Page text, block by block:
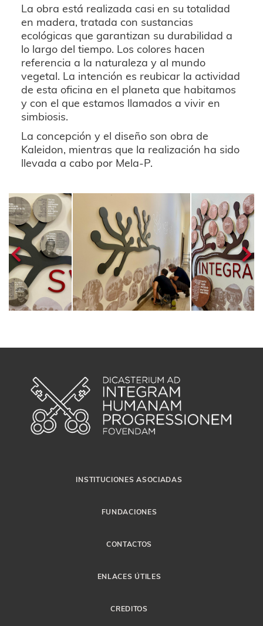
La obra está realizada casi en su totalidad
en madera, tratada con sustancias
ecológicas que garantizan su durabilidad a
lo largo del tiempo. Los colores hacen
referencia a la naturaleza y al mundo
vegetal. La intención es reubicar la actividad
de esta oficina en el planeta que habitamos
y con el que estamos llamados a vivir en
simbiosis.
La concepción y el diseño son obra de
Kaleidon, mientras que la realización ha sido
llevada a cabo por Mela-P.
INSTITUCIONES ASOCIADAS
FUNDACIONES
CONTACTOS
ENLACES ÚTILES
CREDITOS